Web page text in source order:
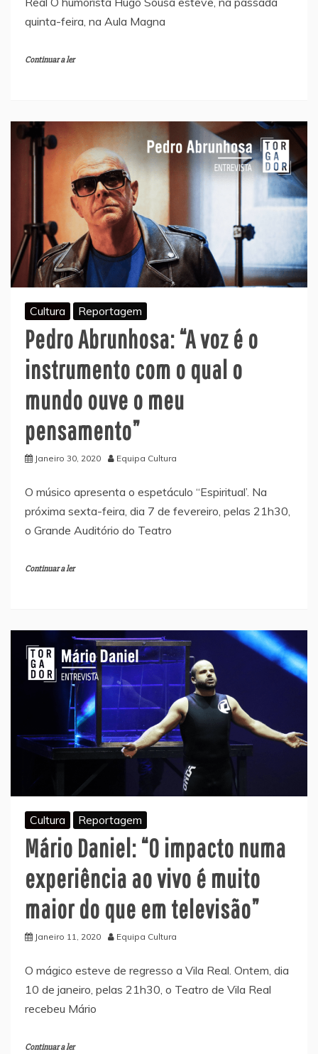
quinta-feira, na Aula Magna
Continuar a ler
Cultura Reportagem
Pedro Abrunhosa: “A voz é o
instrumento com o qual o
mundo ouve o meu
pensamento”
Janeiro 30, 2020 Equipa Cultura
O músico apresenta o espetáculo “Espiritual’. Na
próxima sexta-feira, dia 7 de fevereiro, pelas 21h30,
o Grande Auditório do Teatro
Continuar a ler
Cultura Reportagem
Mário Daniel: “O impacto numa
experiência ao vivo é muito
maior do que em televisão”
Janeiro 11, 2020 Equipa Cultura
O mágico esteve de regresso a Vila Real. Ontem, dia
10 de janeiro, pelas 21h30, o Teatro de Vila Real
recebeu Mário
Continuar a ler